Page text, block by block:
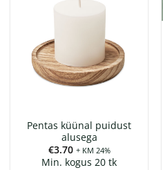
Pentas küünal puidust
alusega
€3.70 + KM 24%
Min. kogus 20 tk